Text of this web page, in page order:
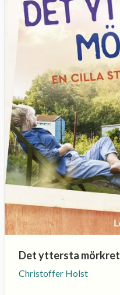
Det yttersta mörkret
Christoffer Holst